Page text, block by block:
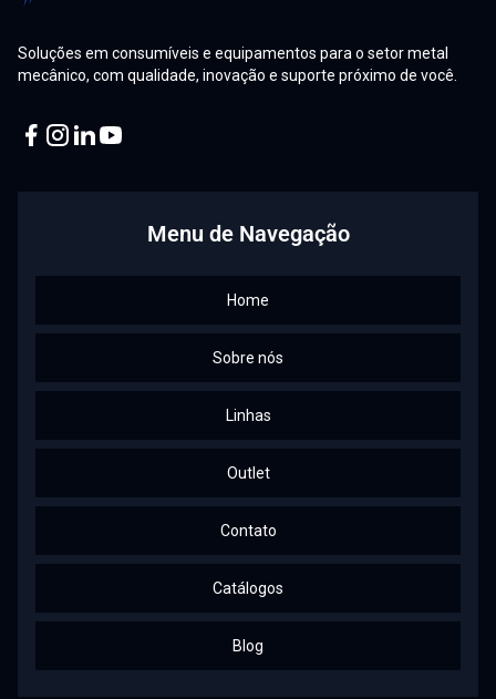
Soluções em consumíveis e equipamentos para o setor metal
mecânico, com qualidade, inovação e suporte próximo de você.
Menu de Navegação
Home
Sobre nós
Linhas
Outlet
Contato
Catálogos
Blog